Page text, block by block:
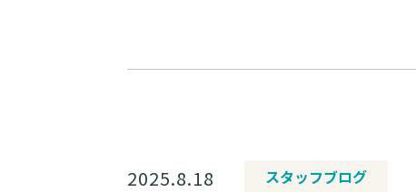
2025.8.18
スタッフブログ